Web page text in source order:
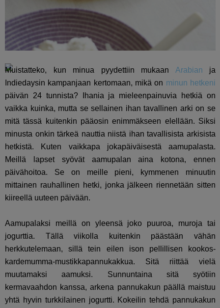
Muistatteko, kun minua pyydettiin mukaan Arabian ja
Indiedaysin kampanjaan kertomaan, mikä on minun hetkeni
päivän 24 tunnista? Ihania ja mieleenpainuvia hetkiä on
vaikka kuinka, mutta se sellainen ihan tavallinen arki on se
mitä tässä kuitenkin pääosin enimmäkseen elellään. Siksi
minusta onkin tärkeä nauttia niistä ihan tavallisista arkisista
hetkistä. Kuten vaikkapa jokapäiväisestä aamupalasta.
Meillä lapset syövät aamupalan aina kotona, ennen
päivähoitoa. Se on meille pieni, kymmenen minuutin
mittainen rauhallinen hetki, jonka jälkeen riennetään sitten
kiireellä uuteen päivään.
Aamupalaksi meillä on yleensä joko puuroa, muroja tai
jogurttia. Tällä viikolla kuitenkin päästään vähän
herkkutelemaan, sillä tein eilen ison pellillisen kookos-
kardemumma-mustikkapannukakkua. Sitä riittää vielä
muutamaksi aamuksi. Sunnuntaina sitä syötiin
kermavaahdon kanssa, arkena pannukakun päällä maistuu
yhtä hyvin turkkilainen jogurtti. Kokeilin tehdä pannukakun